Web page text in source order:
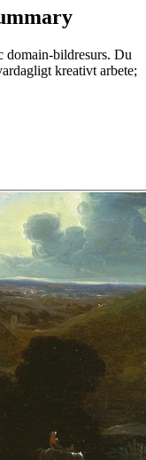
domain-bildresurs. Du
kreativt arbete;